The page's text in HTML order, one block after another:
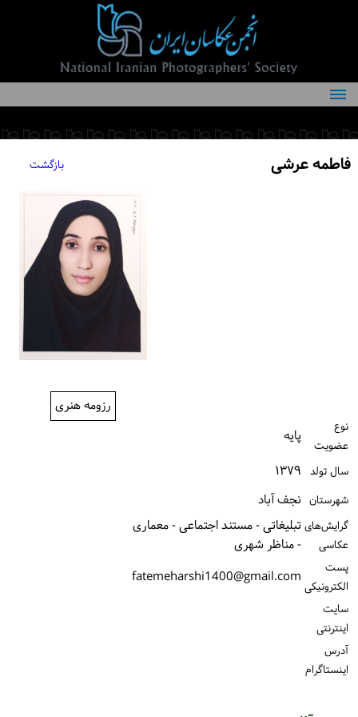
درباره انجمن
کمیته‌های انجمن
فاطمه عرشی بازگشت
رزومه هنری
نوع
عضویت
پایه
سال تولد ۱۳۷۹
شهرستان نجف آباد
گرایش‌های
عکاسی
تبلیغاتی - مستند اجتماعی - معماری
- مناظر شهری
پست
الكترونیكی fatemeharshi1400@gmail.com
سایت
اینترنتی
آدرس
اینستاگرام